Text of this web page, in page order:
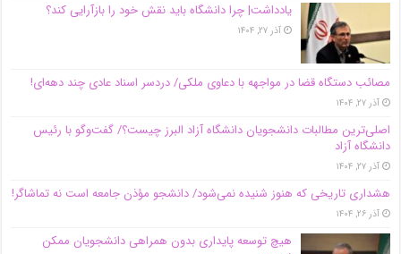
یادداشت| چرا دانشگاه باید نقش خود را بازآرایی کند؟
آذر ۲۷, ۱۴۰۴
مصائب دستگاه قضا در مواجهه با دعاوی ملکی/ دردسر اسناد عادی چند‌ دهه‌ای!
آذر ۲۷, ۱۴۰۴
اصلی‌ترین مطالبات دانشجویان دانشگاه آزاد البرز چیست؟/ گفت‌وگو با رئیس
دانشگاه آز‌اد
آذر ۲۷, ۱۴۰۴
هشداری تاریخی که هنوز شنیده نمی‌شود/ دانشجو مؤذن جامعه است نه تماشاگر!
آذر ۲۶, ۱۴۰۴
هیچ توسعه پایداری بدون همراهی دانشجویان ممکن